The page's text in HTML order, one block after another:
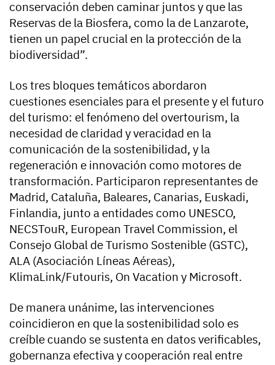
conservación deben caminar juntos y que las
Reservas de la Biosfera, como la de Lanzarote,
tienen un papel crucial en la protección de la
biodiversidad”.
Los tres bloques temáticos abordaron
cuestiones esenciales para el presente y el futuro
del turismo: el fenómeno del overtourism, la
necesidad de claridad y veracidad en la
comunicación de la sostenibilidad, y la
regeneración e innovación como motores de
transformación. Participaron representantes de
Madrid, Cataluña, Baleares, Canarias, Euskadi,
Finlandia, junto a entidades como UNESCO,
NECSTouR, European Travel Commission, el
Consejo Global de Turismo Sostenible (GSTC),
ALA (Asociación Líneas Aéreas),
KlimaLink/Futouris, On Vacation y Microsoft.
De manera unánime, las intervenciones
coincidieron en que la sostenibilidad solo es
creíble cuando se sustenta en datos verificables,
gobernanza efectiva y cooperación real entre